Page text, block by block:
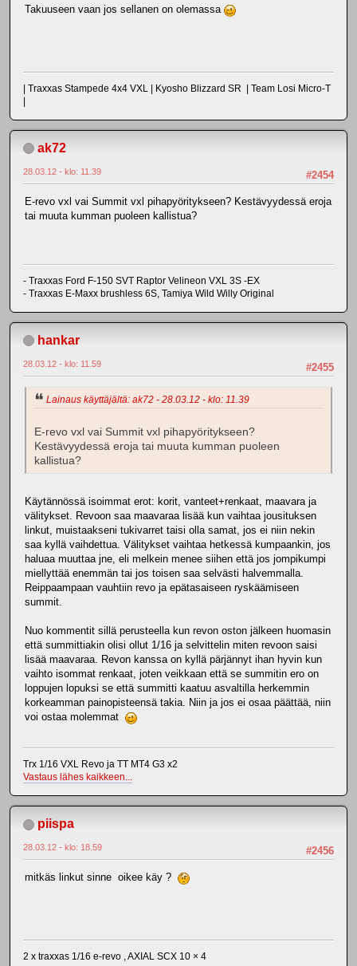
Takuuseen vaan jos sellanen on olemassa
| Traxxas Stampede 4x4 VXL | Kyosho Blizzard SR | Team Losi Micro-T
|
ak72
#2454
28.03.12 - klo: 11.39
E-revo vxl vai Summit vxl pihapyöritykseen? Kestävyydessä eroja
tai muuta kumman puoleen kallistua?
- Traxxas Ford F-150 SVT Raptor Velineon VXL 3S -EX
- Traxxas E-Maxx brushless 6S, Tamiya Wild Willy Original
hankar
#2455
28.03.12 - klo: 11.59
Lainaus käyttäjältä: ak72 - 28.03.12 - klo: 11.39
E-revo vxl vai Summit vxl pihapyöritykseen?
Kestävyydessä eroja tai muuta kumman puoleen
kallistua?
Käytännössä isoimmat erot: korit, vanteet+renkaat, maavara ja
välitykset. Revoon saa maavaraa lisää kun vaihtaa jousituksen
linkut, muistaakseni tukivarret taisi olla samat, jos ei niin nekin
saa kyllä vaihdettua. Välitykset vaihtaa hetkessä kumpaankin, jos
haluaa muuttaa jne, eli melkein menee siihen että jos jompikumpi
miellyttää enemmän tai jos toisen saa selvästi halvemmalla.
Reippaampaan vauhtiin revo ja epätasaiseen ryskäämiseen
summit.
Nuo kommentit sillä perusteella kun revon oston jälkeen huomasin
että summittiakin olisi ollut 1/16 ja selvittelin miten revoon saisi
lisää maavaraa. Revon kanssa on kyllä pärjännyt ihan hyvin kun
vaihto isommat renkaat, joten veikkaan että se summitin ero on
loppujen lopuksi se että summitti kaatuu asvaltilla herkemmin
korkeamman painopisteensä takia. Niin ja jos ei osaa päättää, niin
voi ostaa molemmat
Trx 1/16 VXL Revo ja TT MT4 G3 x2
Vastaus lähes kaikkeen...
piispa
#2456
28.03.12 - klo: 18.59
mitkäs linkut sinne oikee käy ?
2 x traxxas 1/16 e-revo , AXIAL SCX 10 × 4